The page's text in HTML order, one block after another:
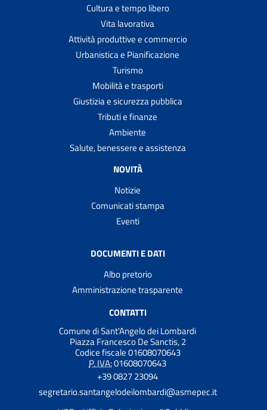
Cultura e tempo libero
Vita lavorativa
Attività produttive e commercio
Urbanistica e Pianificazione
Turismo
Mobilità e trasporti
Giustizia e sicurezza pubblica
Tributi e finanze
Ambiente
Salute, benessere e assistenza
NOVITÀ
Notizie
Comunicati stampa
Eventi
DOCUMENTI E DATI
Albo pretorio
Amministrazione trasparente
CONTATTI
Comune di Sant'Angelo dei Lombardi
Piazza Francesco De Sanctis, 2
Codice fiscale 01608070643
P. IVA:01608070643
+39 0827 23094
segretario.santangelodeilombardi@asmepec.it